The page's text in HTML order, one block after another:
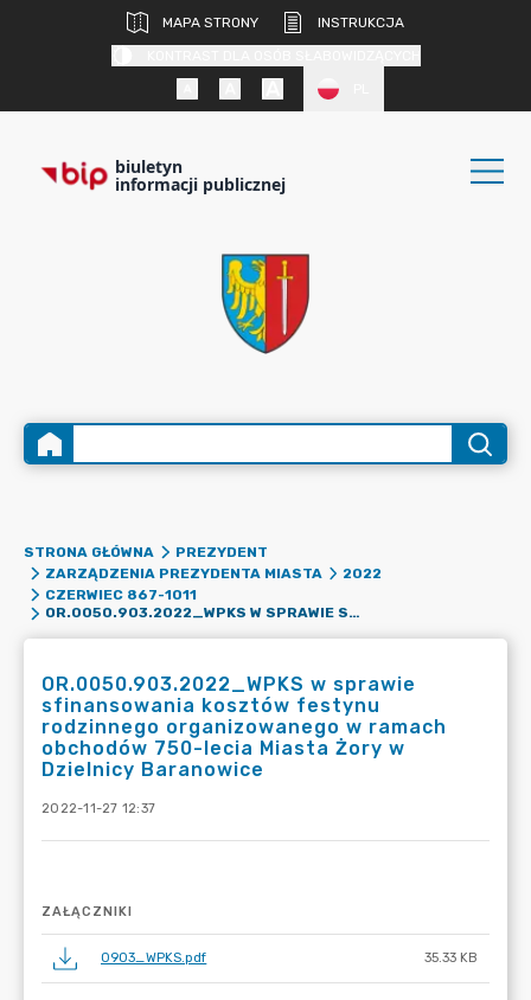
MAPA STRONY
INSTRUKCJA
biuletyn
informacji publicznej
STRONA GŁÓWNA
PREZYDENT
ZARZĄDZENIA PREZYDENTA MIASTA
2022
CZERWIEC 867-1011
OR.0050.903.2022_WPKS W SPRAWIE SFINANSOWANIA KOSZTÓW FESTYNU RODZINNEGO ORGANIZOWANEGO W RAMACH OBCHODÓW 750-LECIA MIASTA ŻORY W DZIELNICY BARANOWICE
OR.0050.903.2022_WPKS w sprawie
sfinansowania kosztów festynu
rodzinnego organizowanego w ramach
obchodów 750-lecia Miasta Żory w
Dzielnicy Baranowice
2022-11-27 12:37
ZAŁĄCZNIKI
0903_WPKS.pdf 35.33 KB